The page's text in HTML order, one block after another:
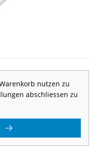
nutzen zu
abschliessen zu